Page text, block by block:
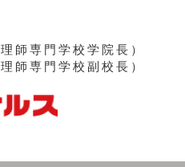
師専門学校学院長）
師専門学校副校長）